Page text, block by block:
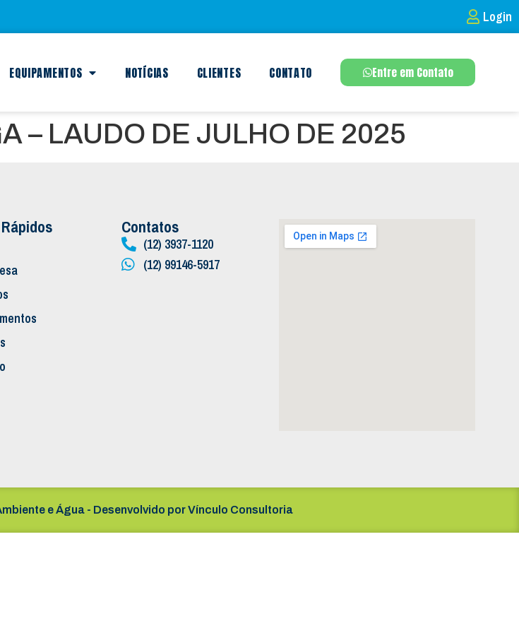
Login
EQUIPAMENTOS NOTÍCIAS CLIENTES CONTATO Entre em Contato
– LAUDO DE JULHO DE 2025
Contatos
(12) 3937-1120
(12) 99146-5917
e Água - Desenvolvido porVínculo Consultoria